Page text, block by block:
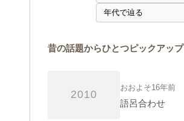
昔の話題からひとつピックアップ
2010
おおよそ16年前
語呂合わせ